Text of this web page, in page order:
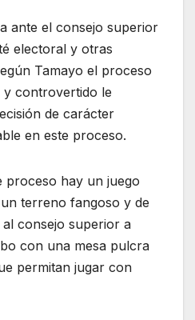
ante el consejo superior
electoral y otras
Tamayo el proceso
controvertido le
de carácter
en este proceso.
proceso hay un juego
terreno fangoso y de
consejo superior a
con una mesa pulcra
permitan jugar con